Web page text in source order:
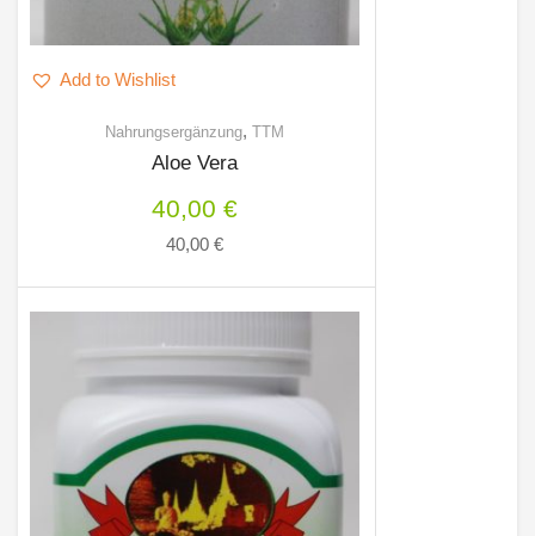
Add to Wishlist
Nahrungsergänzung, TTM
Aloe Vera
40,00 €
40,00 €